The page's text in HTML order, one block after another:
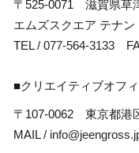
〒525-0071 滋賀県草
エムズスクエア テナン
TEL / 077-564-3133
■クリエイティブオフ
〒107-0062 東京都港
MAIL /